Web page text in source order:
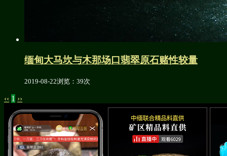
缅甸大马坎与木那场口翡翠原石赌性较量
2019-08-22浏览：39次
‹‹ 1 ››